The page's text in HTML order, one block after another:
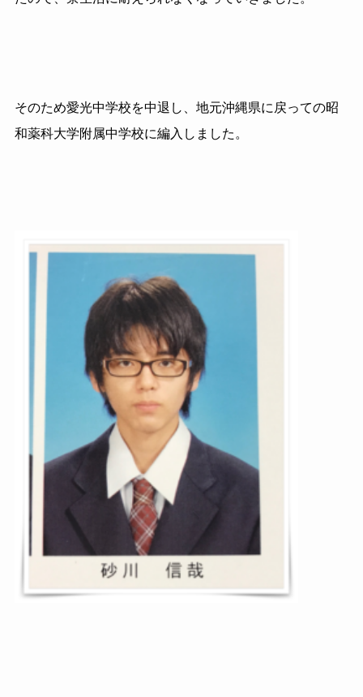
そのため愛光中学校を中退し、地元沖縄県に戻っての昭
和薬科大学附属中学校に編入しました。